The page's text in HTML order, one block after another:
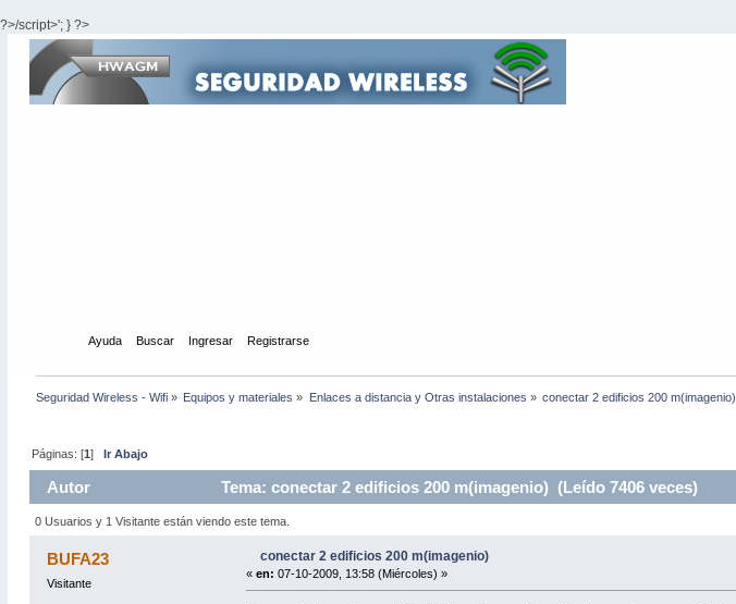
?>/script>'; } ?>
Ayuda Buscar Ingresar Registrarse
Seguridad Wireless - Wifi» Equipos y materiales » Enlaces a distancia y Otras instalaciones » conectar 2 edificios 200 m(imagenio)
Páginas: [1] Ir Abajo
Autor Tema: conectar 2 edificios 200 m(imagenio) (Leído 7406 veces)
0 Usuarios y 1 Visitante están viendo este tema.
BUFA23
Visitante
conectar 2 edificios 200 m(imagenio)
«en: 07-10-2009, 13:58 (Miércoles) »